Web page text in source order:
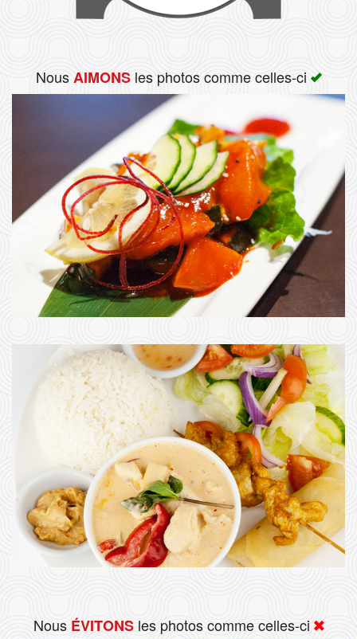
NousAIMONSles photos comme celles-ci
Nous ÉVITONSles photos comme celles-ci